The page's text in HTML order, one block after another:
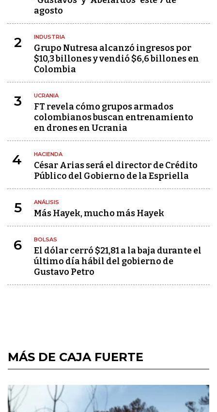
agosto
2 INDUSTRIA
Grupo Nutresa alcanzó ingresos por
$10,3 billones y vendió $6,6 billones en
Colombia
3 UCRANIA
FT revela cómo grupos armados
colombianos buscan entrenamiento
en drones en Ucrania
4 HACIENDA
César Arias será el director de Crédito
Público del Gobierno de la Espriella
5 ANÁLISIS
Más Hayek, mucho más Hayek
6 BOLSAS
El dólar cerró $21,81 a la baja durante el
último día hábil del gobierno de
Gustavo Petro
MÁS DE CAJA FUERTE